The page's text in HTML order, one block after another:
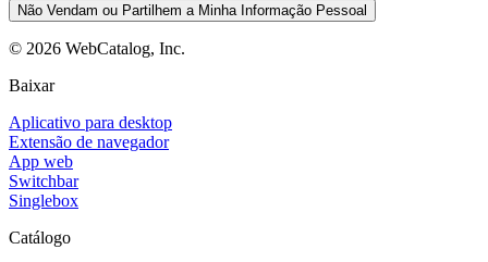
Não Vendam ou Partilhem a Minha Informação Pessoal
© 2026 WebCatalog, Inc.
Baixar
Aplicativo para desktop
Extensão de navegador
App web
Switchbar
Singlebox
Catálogo